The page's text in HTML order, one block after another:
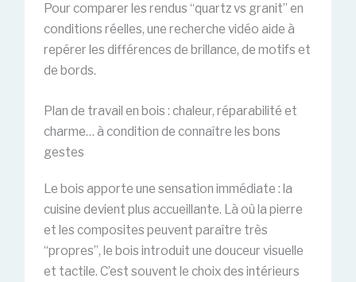
Pour comparer les rendus “quartz vs granit” en
conditions réelles, une recherche vidéo aide à
repérer les différences de brillance, de motifs et
de bords.
Plan de travail en bois : chaleur, réparabilité et
charme… à condition de connaître les bons
gestes
Le bois apporte une sensation immédiate : la
cuisine devient plus accueillante. Là où la pierre
et les composites peuvent paraître très
“propres”, le bois introduit une douceur visuelle
et tactile. C’est souvent le choix des intérieurs